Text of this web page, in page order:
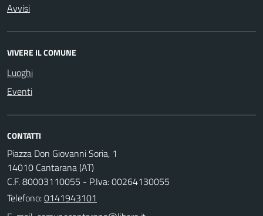
Avvisi
VIVERE IL COMUNE
Luoghi
Eventi
CONTATTI
Piazza Don Giovanni Soria, 1
14010 Cantarana (AT)
C.F. 80003110055 - P.Iva: 00264130055
Telefono:0141943101